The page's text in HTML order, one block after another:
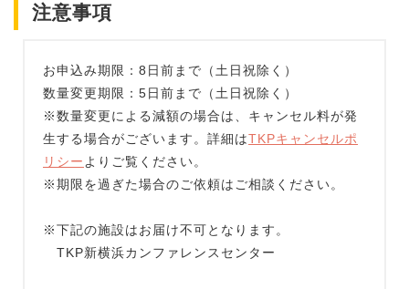
注意事項
お申込み期限：8日前まで（土日祝除く）
数量変更期限：5日前まで（土日祝除く）
※数量変更による減額の場合は、キャンセル料が発
生する場合がございます。詳細はTKPキャンセルポ
リシー よりご覧ください。
※期限を過ぎた場合のご依頼はご相談ください。
※下記の施設はお届け不可となります。
TKP新横浜カンファレンスセンター